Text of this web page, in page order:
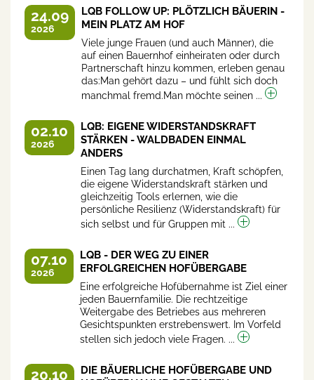
24.09
2026
LQB FOLLOW UP: PLÖTZLICH BÄUERIN -
MEIN PLATZ AM HOF
Viele junge Frauen (und auch Männer), die
auf einen Bauernhof einheiraten oder durch
Partnerschaft hinzu kommen, erleben genau
das:Man gehört dazu – und fühlt sich doch
manchmal fremd.Man möchte seinen ...
02.10
2026
LQB: EIGENE WIDERSTANDSKRAFT
STÄRKEN - WALDBADEN EINMAL
ANDERS
Einen Tag lang durchatmen, Kraft schöpfen,
die eigene Widerstandskraft stärken und
gleichzeitig Tools erlernen, wie die
persönliche Resilienz (Widerstandskraft) für
sich selbst und für Gruppen mit ...
07.10
2026
LQB - DER WEG ZU EINER
ERFOLGREICHEN HOFÜBERGABE
Eine erfolgreiche Hofübernahme ist Ziel einer
jeden Bauernfamilie. Die rechtzeitige
Weitergabe des Betriebes aus mehreren
Gesichtspunkten erstrebenswert. Im Vorfeld
stellen sich jedoch viele Fragen. ...
20.10
DIE BÄUERLICHE HOFÜBERGABE UND